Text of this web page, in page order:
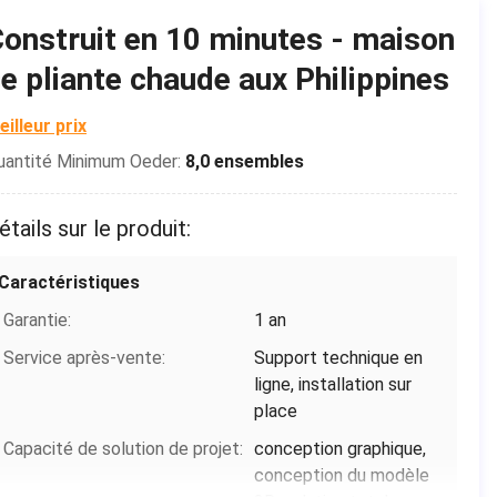
Mot-clé:
maisons
Capacité d'approvisionnement:
Unité 1000/unités par
mois
Durée:
20 ans
Quantité de chargement:
pour des projets,
consolidation crois
Lieu d'origine:
Guangdong, Chine
Numéro de modèle:
cabine, bureau,
magasin, toilette, villa,
en
conteneur, Chambres
de conteneur
en 10 minutes - maison
pliante chaude aux Philippines
prix
Minimum Oeder: 8,0 ensembles
sur le produit:
Caractéristiques
Garantie:
1 an
Service après-vente:
Support technique en
ligne, installation sur
place
Capacité de solution de projet: conception graphique,
conception du modèle